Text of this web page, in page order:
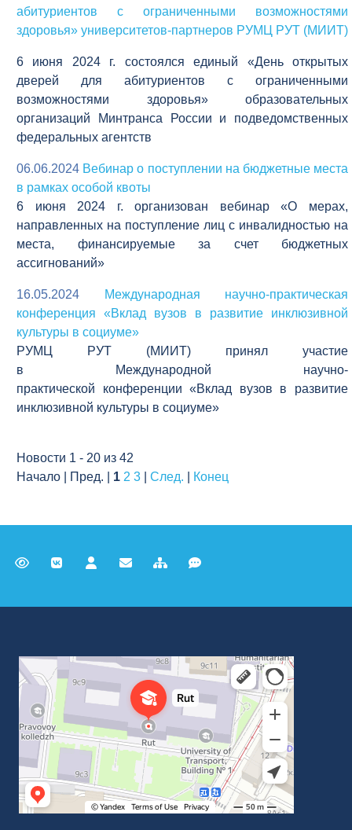
абитуриентов с ограниченными возможностями
здоровья» университетов-партнеров РУМЦ РУТ (МИИТ)
6 июня 2024 г. состоялся единый «День открытых
дверей для абитуриентов с ограниченными
возможностями здоровья» образовательных
организаций Минтранса России и подведомственных
федеральных агентств
06.06.2024 Вебинар о поступлении на бюджетные места
в рамках особой квоты
6 июня 2024 г. организован вебинар «О мерах,
направленных на поступление лиц с инвалидностью на
места, финансируемые за счет бюджетных
ассигнований»
16.05.2024
Международная научно-практическая
конференция «Вклад вузов в развитие инклюзивной
культуры в социуме»
РУМЦ РУТ (МИИТ) принял участие
в Международной научно-
практической конференции «Вклад вузов в развитие
инклюзивной культуры в социуме»
Новости 1 - 20 из 42
Начало | Пред. | 1 2 3 След. Конец
Российский университет транспорта
ВУЗ в Москве